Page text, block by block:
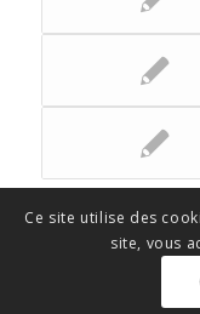
Ce site utilise des
site, vous